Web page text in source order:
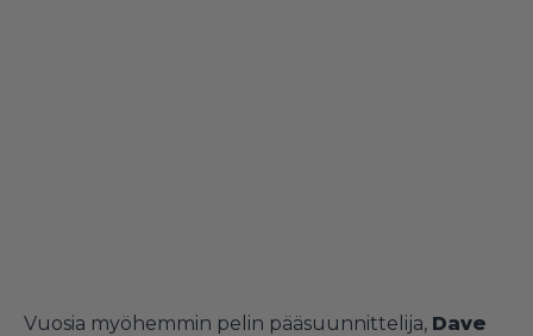
Vuosia myöhemmin pelin pääsuunnittelija, Dave